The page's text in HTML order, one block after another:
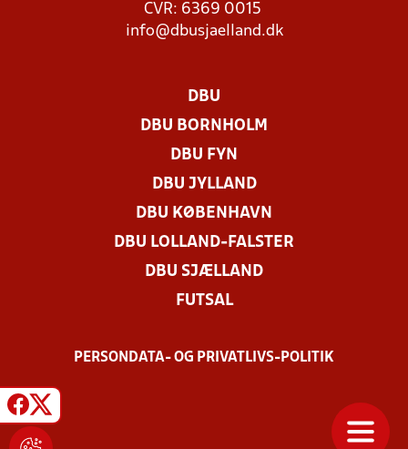
CVR: 6369 0015
info@dbusjaelland.dk
DBU
DBU BORNHOLM
DBU FYN
DBU JYLLAND
DBU KØBENHAVN
DBU LOLLAND-FALSTER
DBU SJÆLLAND
FUTSAL
PERSONDATA- OG PRIVATLIVS-POLITIK